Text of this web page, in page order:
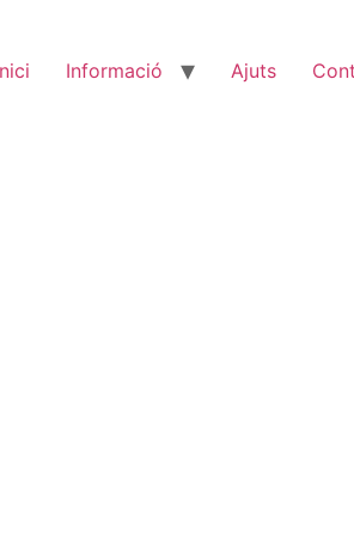
Informació Ajuts